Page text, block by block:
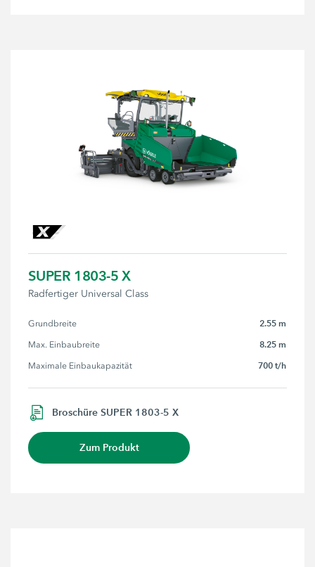
SUPER 1803-5 X
Radfertiger Universal Class
Grundbreite 2.55 m
Max. Einbaubreite 8.25 m
Maximale Einbaukapazität 700 t/h
Broschüre SUPER 1803-5 X
Zum Produkt